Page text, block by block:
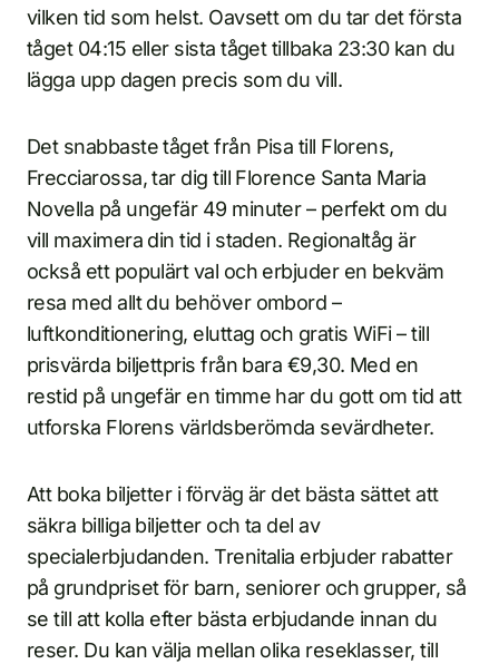
vilken tid som helst. Oavsett om du tar det första
tåget 04:15 eller sista tåget tillbaka 23:30 kan du
lägga upp dagen precis som du vill.
Det snabbaste tåget från Pisa till Florens,
Frecciarossa, tar dig till Florence Santa Maria
Novella på ungefär 49 minuter – perfekt om du
vill maximera din tid i staden. Regionaltåg är
också ett populärt val och erbjuder en bekväm
resa med allt du behöver ombord –
luftkonditionering, eluttag och gratis WiFi – till
prisvärda biljettpris från bara €9,30. Med en
restid på ungefär en timme har du gott om tid att
utforska Florens världsberömda sevärdheter.
Att boka biljetter i förväg är det bästa sättet att
säkra billiga biljetter och ta del av
specialerbjudanden. Trenitalia erbjuder rabatter
på grundpriset för barn, seniorer och grupper, så
se till att kolla efter bästa erbjudande innan du
reser. Du kan välja mellan olika reseklasser, till